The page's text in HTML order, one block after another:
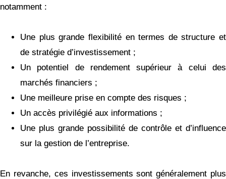
notamment :
Une plus grande flexibilité en termes de structure et
de stratégie d’investissement ;
Un potentiel de rendement supérieur à celui des
marchés financiers ;
Une meilleure prise en compte des risques ;
Un accès privilégié aux informations ;
Une plus grande possibilité de contrôle et d’influence
sur la gestion de l’entreprise.
En revanche, ces investissements sont généralement plus